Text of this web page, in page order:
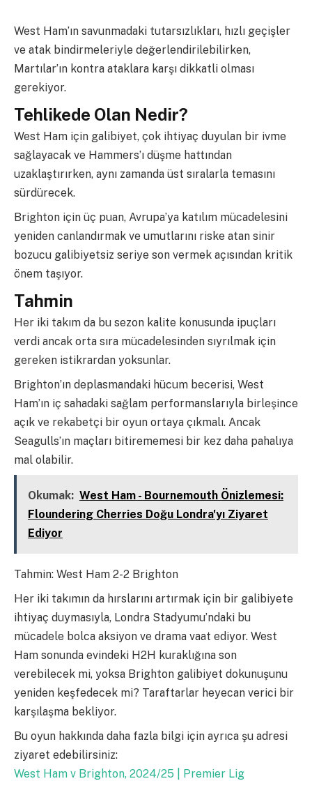
West Ham’ın savunmadaki tutarsızlıkları, hızlı geçişler
ve atak bindirmeleriyle değerlendirilebilirken,
Martılar’ın kontra ataklara karşı dikkatli olması
gerekiyor.
Tehlikede Olan Nedir?
West Ham için galibiyet, çok ihtiyaç duyulan bir ivme
sağlayacak ve Hammers’ı düşme hattından
uzaklaştırırken, aynı zamanda üst sıralarla temasını
sürdürecek.
Brighton için üç puan, Avrupa’ya katılım mücadelesini
yeniden canlandırmak ve umutlarını riske atan sinir
bozucu galibiyetsiz seriye son vermek açısından kritik
önem taşıyor.
Tahmin
Her iki takım da bu sezon kalite konusunda ipuçları
verdi ancak orta sıra mücadelesinden sıyrılmak için
gereken istikrardan yoksunlar.
Brighton’ın deplasmandaki hücum becerisi, West
Ham’ın iç sahadaki sağlam performanslarıyla birleşince
açık ve rekabetçi bir oyun ortaya çıkmalı. Ancak
Seagulls’ın maçları bitirememesi bir kez daha pahalıya
mal olabilir.
Okumak: West Ham - Bournemouth Önizlemesi:
Floundering Cherries Doğu Londra'yı Ziyaret
Ediyor
Tahmin: West Ham 2-2 Brighton
Her iki takımın da hırslarını artırmak için bir galibiyete
ihtiyaç duymasıyla, Londra Stadyumu’ndaki bu
mücadele bolca aksiyon ve drama vaat ediyor. West
Ham sonunda evindeki H2H kuraklığına son
verebilecek mi, yoksa Brighton galibiyet dokunuşunu
yeniden keşfedecek mi? Taraftarlar heyecan verici bir
karşılaşma bekliyor.
Bu oyun hakkında daha fazla bilgi için ayrıca şu adresi
ziyaret edebilirsiniz:
West Ham v Brighton, 2024/25 | Premier Lig